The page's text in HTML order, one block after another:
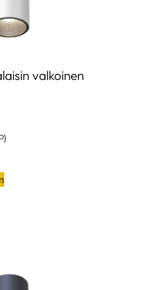
valkoinen